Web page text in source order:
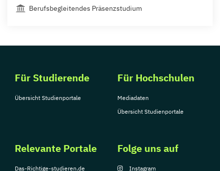
Berufsbegleitendes Präsenzstudium
Für Studierende
Übersicht Studienportale
Für Hochschulen
Mediadaten
Übersicht Studienportale
Relevante Portale
Das-Richtige-studieren.de
Folge uns auf
Instagram